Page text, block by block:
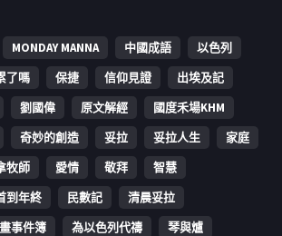
MONDAY MANNA 中國成語
以色列
了嗎 保捷 信仰見證
出埃及記
劉國偉 原文解經
國度禾場KHM
奇妙的創造 妥拉 妥拉人生
家庭
牧師 愛情 敬拜
智慧
到年終 民數記
清晨妥拉
事件簿 為以色列代禱
琴與爐